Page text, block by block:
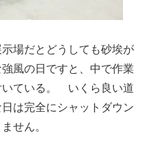
場だとどうしても砂埃が
風の日ですと、中で作業
いている。 いくら良い道
は完全にシャットダウン
せん。